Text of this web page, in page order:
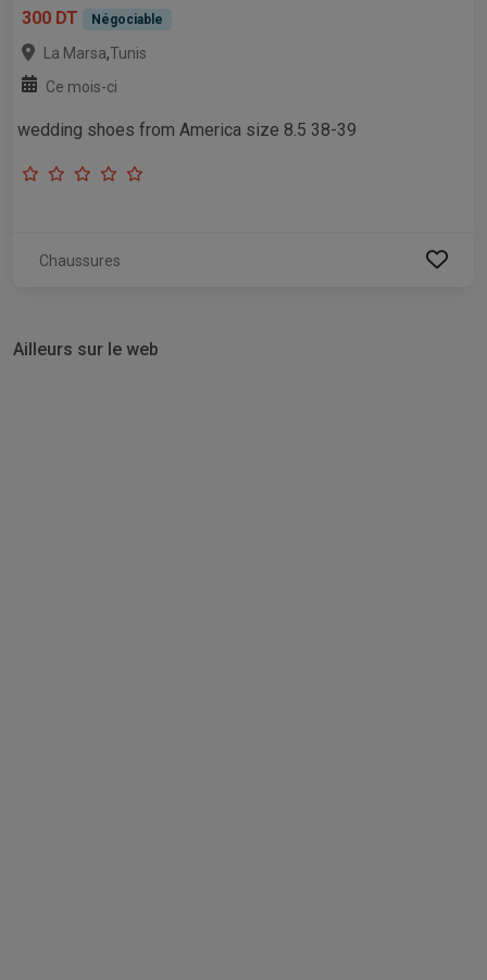
300 DT
Négociable
La Marsa,Tunis
Ce mois-ci
wedding shoes from America size 8.5 38-39
Chaussures
Ailleurs sur le web